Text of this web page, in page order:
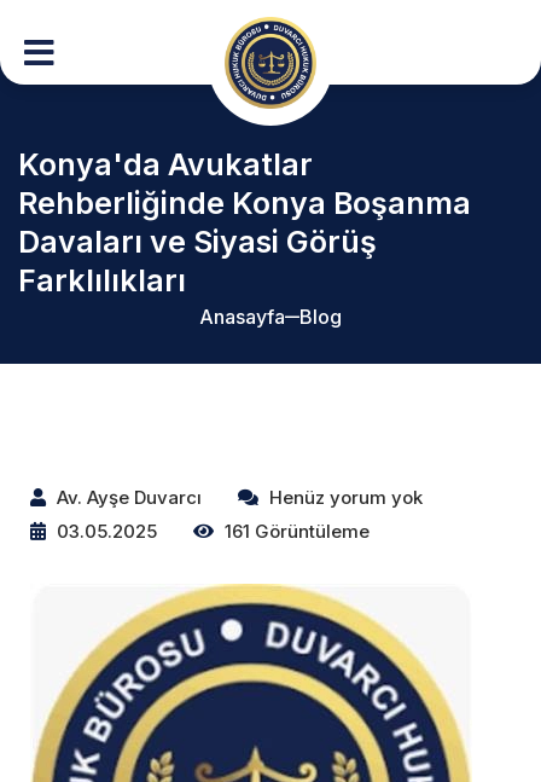
Konya'da Avukatlar
Rehberliğinde Konya Boşanma
Davaları ve Siyasi Görüş
Farklılıkları
Anasayfa Blog
Av. Ayşe Duvarcı
Henüz yorum yok
03.05.2025
161 Görüntüleme